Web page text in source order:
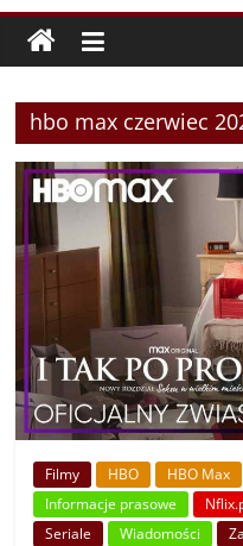
hbo max czerwiec
Filmy HBO HBO Max
Informacje prasowe
Seriale
Wiadomości